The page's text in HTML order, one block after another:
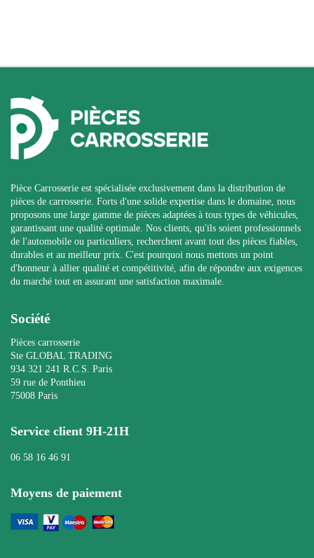
Pièce Carrosserie est spécialisée exclusivement dans la distribution de
pièces de carrosserie. Forts d'une solide expertise dans le domaine, nous
proposons une large gamme de pièces adaptées à tous types de véhicules,
garantissant une qualité optimale. Nos clients, qu'ils soient professionnels
de l'automobile ou particuliers, recherchent avant tout des pièces fiables,
durables et au meilleur prix. C'est pourquoi nous mettons un point
d'honneur à allier qualité et compétitivité, afin de répondre aux exigences
du marché tout en assurant une satisfaction maximale.
Société
Pièces carrosserie
Ste GLOBAL TRADING
934 321 241 R.C.S. Paris
59 rue de Ponthieu
75008 Paris
Service client 9H-21H
06 58 16 46 91
Moyens de paiement